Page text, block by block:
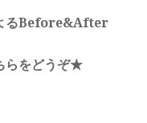
るBefore&After
らをどうぞ★